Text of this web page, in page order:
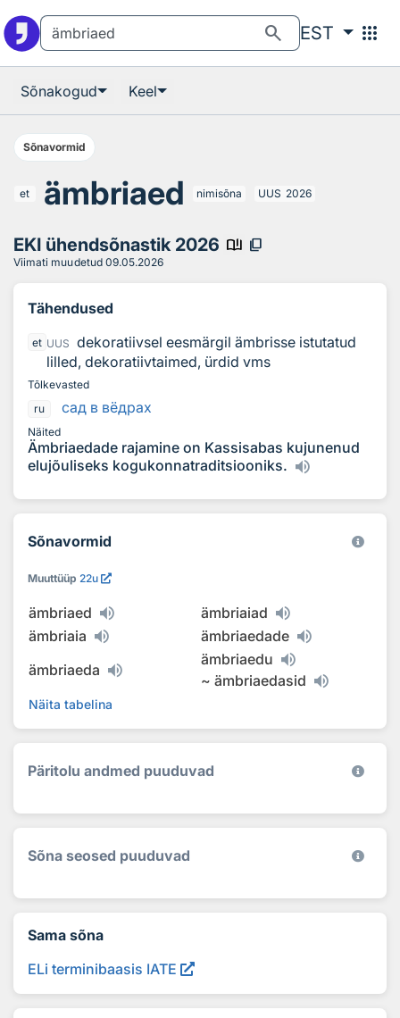
search EST apps
Sõnakogud Keel
Sõnavormid
et ämbriaed nimisõna UUS 2026
EKI ühendsõnastik 2026 book_ribbon content_copy
Viimati muudetud 09.05.2026
Tähendused
et UUS
dekoratiivsel eesmärgil ämbrisse istutatud
lilled, dekoratiivtaimed, ürdid vms
Tõlkevasted
ru
сад в вёдрах
Näited
Ämbriaedade rajamine on Kassisabas kujunenud
elujõuliseks kogukonnatraditsiooniks.
Sõnavormid
Muuttüüp 22u
ämbriaed
ämbriaiad
ämbriaia
ämbriaedade
ämbriaeda
ämbriaedu
~ ämbriaedasid
Näita tabelina
Päritolu andmed puuduvad
Sõna seosed puuduvad
Sama sõna
ELi terminibaasis IATE